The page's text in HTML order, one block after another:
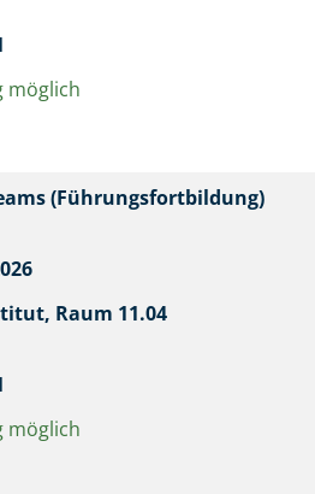
möglich
(Führungsfortbildung)
Raum 11.04
möglich